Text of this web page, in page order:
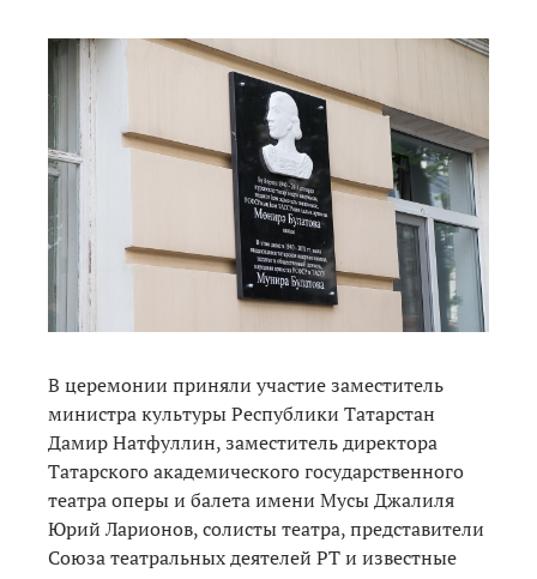
В церемонии приняли участие заместитель
министра культуры Республики Татарстан
Дамир Натфуллин, заместитель директора
Татарского академического государственного
театра оперы и балета имени Мусы Джалиля
Юрий Ларионов, солисты театра, представители
Союза театральных деятелей РТ и известные